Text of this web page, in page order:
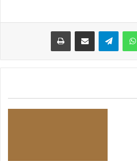
واتساب